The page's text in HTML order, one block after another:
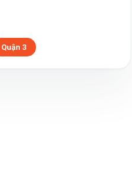
Quận 3